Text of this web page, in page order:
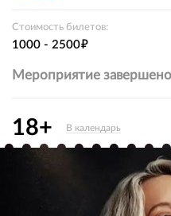
Стоимость билетов:
1000 - 2500е
Мероприятие завершено
18+ В календарь